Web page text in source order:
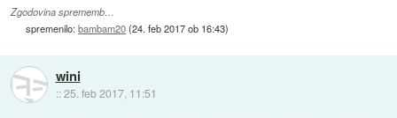
Zgodovina sprememb…
spremenilo:bambam20(24. feb 2017 ob 16:43)
wini
::25. feb 2017, 11:51